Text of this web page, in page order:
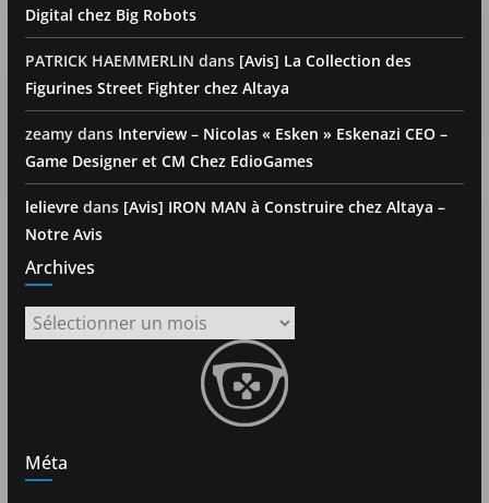
Digital chez Big Robots
PATRICK HAEMMERLIN dans [Avis] La Collection des
Figurines Street Fighter chez Altaya
zeamydans Interview – Nicolas « Esken » Eskenazi CEO –
Game Designer et CM Chez EdioGames
lelievredans [Avis] IRON MAN à Construire chez Altaya –
Notre Avis
Archives
Archives
Méta